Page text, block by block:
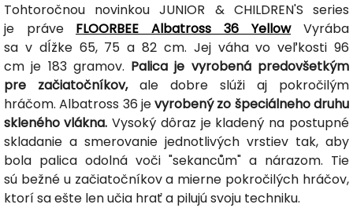
Tohtoročnou novinkou JUNIOR & CHILDREN'S series
je práve FLOORBEE Albatross 36 YellowVyrába
sa v dĺžke 65, 75 a 82 cm. Jej váha vo veľkosti 96
cm je 183 gramov. Palica je vyrobená predovšetkým
pre začiatočníkov,ale dobre slúži aj pokročilým
hráčom. Albatross 36 jevyrobený zo špeciálneho druhu
skleného vlákna. Vysoký dôraz je kladený na postupné
skladanie a smerovanie jednotlivých vrstiev tak, aby
bola palica odolná voči "sekancům" a nárazom. Tie
sú bežné u začiatočníkov a mierne pokročilých hráčov,
ktorí sa ešte len učia hrať a pilujú svoju techniku.